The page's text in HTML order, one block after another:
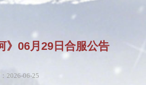
》06月29日合服公告
2026-06-25